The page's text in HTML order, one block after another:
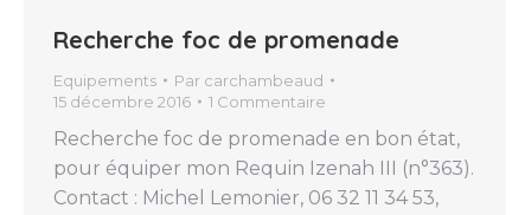
Recherche foc de promenade
Equipements Par carchambeaud
15 décembre 2016
1 Commentaire
Recherche foc de promenade en bon état,
pour équiper mon Requin Izenah III (n°363).
Contact : Michel Lemonier, 06 32 11 34 53,